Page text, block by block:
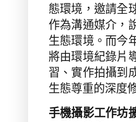
態環境，邀請全
作為溝通媒介，
生態環境。 而今
將由環境紀錄片
習、實作拍攝到
生態尊重的深度
手機攝影工作坊